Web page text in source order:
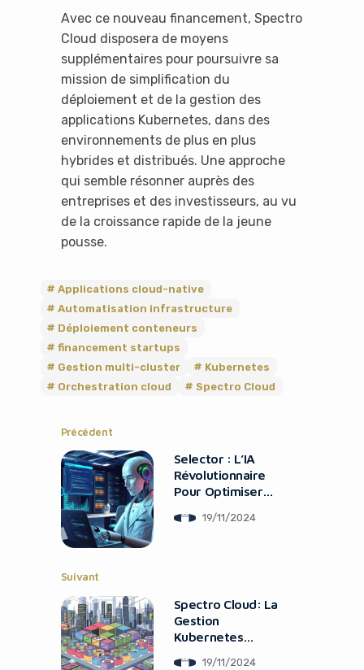
Avec ce nouveau financement, Spectro
Cloud disposera de moyens
supplémentaires pour poursuivre sa
mission de simplification du
déploiement et de la gestion des
applications Kubernetes, dans des
environnements de plus en plus
hybrides et distribués. Une approche
qui semble résonner auprès des
entreprises et des investisseurs, au vu
de la croissance rapide de la jeune
pousse.
Applications cloud-native
Automatisation infrastructure
Déploiement conteneurs
financement startups
Gestion multi-cluster
Kubernetes
Orchestration cloud
Spectro Cloud
Précédent
Selector : L’IA
Révolutionnaire
Pour Optimiser
19/11/2024
Suivant
Spectro Cloud: La
Gestion
Kubernetes
19/11/2024
Yes, I will turn off Ad-Blocker